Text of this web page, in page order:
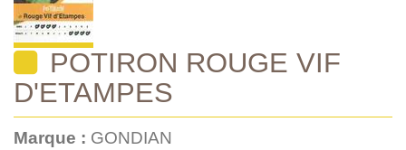
POTIRON ROUGE VIF
D'ETAMPES
Marque : GONDIAN